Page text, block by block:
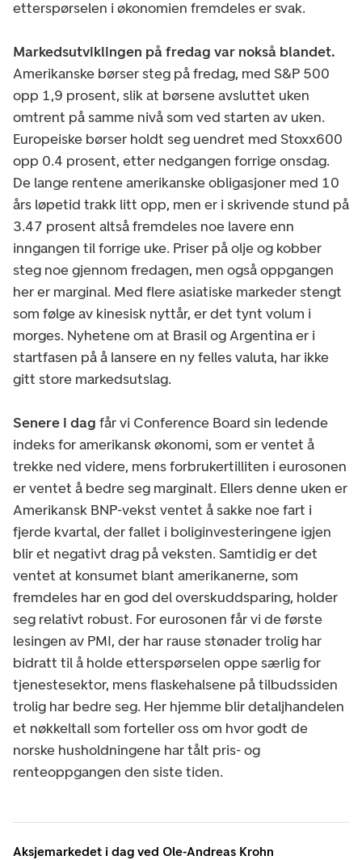
etterspørselen i økonomien fremdeles er svak.
Markedsutviklingen på fredag var nokså blandet.
Amerikanske børser steg på fredag, med S&P 500
opp 1,9 prosent, slik at børsene avsluttet uken
omtrent på samme nivå som ved starten av uken.
Europeiske børser holdt seg uendret med Stoxx600
opp 0.4 prosent, etter nedgangen forrige onsdag.
De lange rentene amerikanske obligasjoner med 10
års løpetid trakk litt opp, men er i skrivende stund på
3.47 prosent altså fremdeles noe lavere enn
inngangen til forrige uke. Priser på olje og kobber
steg noe gjennom fredagen, men også oppgangen
her er marginal. Med flere asiatiske markeder stengt
som følge av kinesisk nyttår, er det tynt volum i
morges. Nyhetene om at Brasil og Argentina er i
startfasen på å lansere en ny felles valuta, har ikke
gitt store markedsutslag.
Senere i dag får vi Conference Board sin ledende
indeks for amerikansk økonomi, som er ventet å
trekke ned videre, mens forbrukertilliten i eurosonen
er ventet å bedre seg marginalt. Ellers denne uken er
Amerikansk BNP-vekst ventet å sakke noe fart i
fjerde kvartal, der fallet i boliginvesteringene igjen
blir et negativt drag på veksten. Samtidig er det
ventet at konsumet blant amerikanerne, som
fremdeles har en god del overskuddsparing, holder
seg relativt robust. For eurosonen får vi de første
lesingen av PMI, der har rause stønader trolig har
bidratt til å holde etterspørselen oppe særlig for
tjenestesektor, mens flaskehalsene på tilbudssiden
trolig har bedre seg. Her hjemme blir detaljhandelen
et nøkkeltall som forteller oss om hvor godt de
norske husholdningene har tålt pris- og
renteoppgangen den siste tiden.
Aksjemarkedet i dag ved Ole-Andreas Krohn